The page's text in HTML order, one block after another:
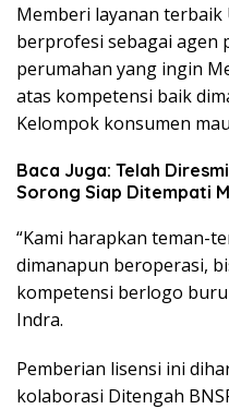
Memberi layanan
berprofesi sebagai agen
perumahan yang ingin
atas kompetensi baik
Kelompok konsumen
Baca Juga: Telah
Sorong Siap Ditempati
“Kami harapkan teman-
dimanapun beroperasi,
kompetensi berlogo
Indra.
Pemberian lisensi ini
kolaborasi Ditengah